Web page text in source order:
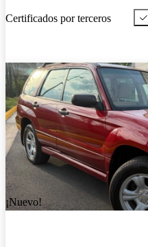
Certificados por terceros
¡Nuevo!